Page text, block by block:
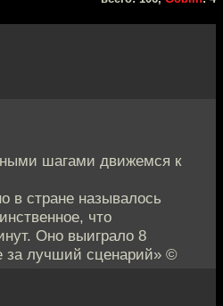
шагами движемся к
в стране называлось
что
Оно выиграло 8
за лучший сценарий» ©